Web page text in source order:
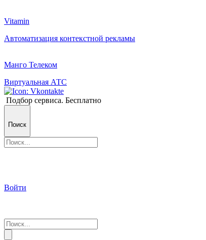
Vitamin
Автоматизация контекстной рекламы
Манго Телеком
Виртуальная АТС
Подбор сервиса. Бесплатно
Поиск
Войти